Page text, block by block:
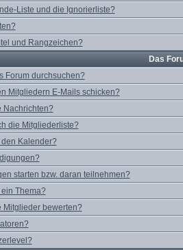
Liste und die Ignorierliste?
und Rangzeichen?
Das
Forum durchsuchen?
Mitgliedern E-Mails schicken?
Nachrichten?
die Mitgliederliste?
Kalender?
starten bzw. daran teilnehmen?
Thema?
Mitglieder bewerten?